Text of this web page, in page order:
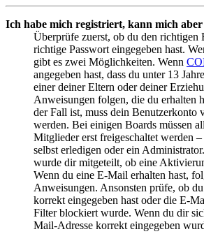
Ich habe mich registriert, kann mich
Überprüfe zuerst, ob du den richtigen
richtige Passwort eingegeben hast.
gibt es zwei Möglichkeiten. Wenn
angegeben hast, dass du unter 13
einer deiner Eltern oder deiner
Anweisungen folgen, die du erhalten
der Fall ist, muss dein Benutzerkonto
werden. Bei einigen Boards müssen
Mitglieder erst freigeschaltet werden
selbst erledigen oder ein
wurde dir mitgeteilt, ob eine
Wenn du eine E-Mail erhalten hast,
Anweisungen. Ansonsten prüfe, ob
korrekt eingegeben hast oder die E-
Filter blockiert wurde. Wenn du dir
Mail-Adresse korrekt eingegeben